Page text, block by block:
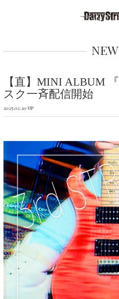
【直】MINI ALBUM
スク一斉配信開始
2025.02.20 UP